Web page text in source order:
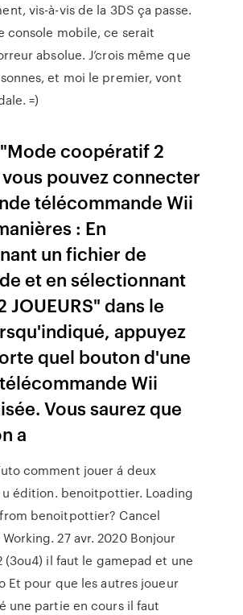
vis-à-vis de la 3DS ça passe.
console mobile, ce serait
absolue. J’crois même que
et moi le premier, vont
=)
coopératif 2
pouvez connecter
télécommande Wii
: En
un fichier de
et en sélectionnant
JOUEURS" dans le
appuyez
quel bouton d'une
Wii
Vous saurez que
a
comment jouer á deux
édition. benoitpottier. Loading
benoitpottier? Cancel
27 avr. 2020 Bonjour
(3ou4) il faut le gamepad et une
Et pour que les autres joueur
une partie en cours il faut